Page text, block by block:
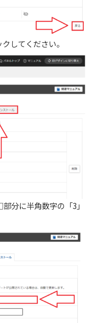
してください。
分に半角数字の「3」